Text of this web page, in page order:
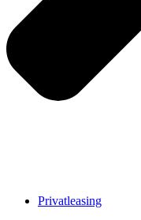
Privatleasing